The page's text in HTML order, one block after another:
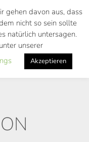
gehen davon aus, dass
nicht so sein sollte
natürlich untersagen.
unserer
Akzeptieren